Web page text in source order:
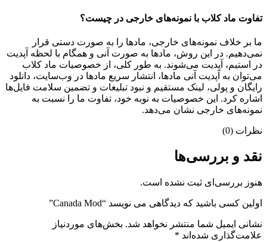
تفاوت ماد کلاب با نمونه‌های خارجی در چیست؟
ما بر خلاف نمونه‌های خارجی، مادها را به صورت دستی قرار
نمی‌دهیم. در این روش، مادها به صورت آنی و همگام با لحظه آپدیت
در استیم، آپدیت می‌شوند. به طور کلی، از خصوصیات ماد کلاب
می‌‌توان به آپدیت آنی مادها، انتشار سریع مادها در وب‌سایت، دانلود
رایگان و پولی، لینک مستقیم و نبود تبلیغات و تضمین سلامت فایل‌ها
اشاره کرد. این خصوصیات به نوبه خود، تفاوت ما را نسبت به
نمونه‌های خارجی نشان می‌دهد.
نظرات (0)
نقد و بررسی‌ها
هنوز بررسی‌ای ثبت نشده است.
اولین کسی باشید که دیدگاهی می نویسد “Canada Mod”
نشانی ایمیل شما منتشر نخواهد شد. بخش‌های موردنیاز
علامت‌گذاری شده‌اند *